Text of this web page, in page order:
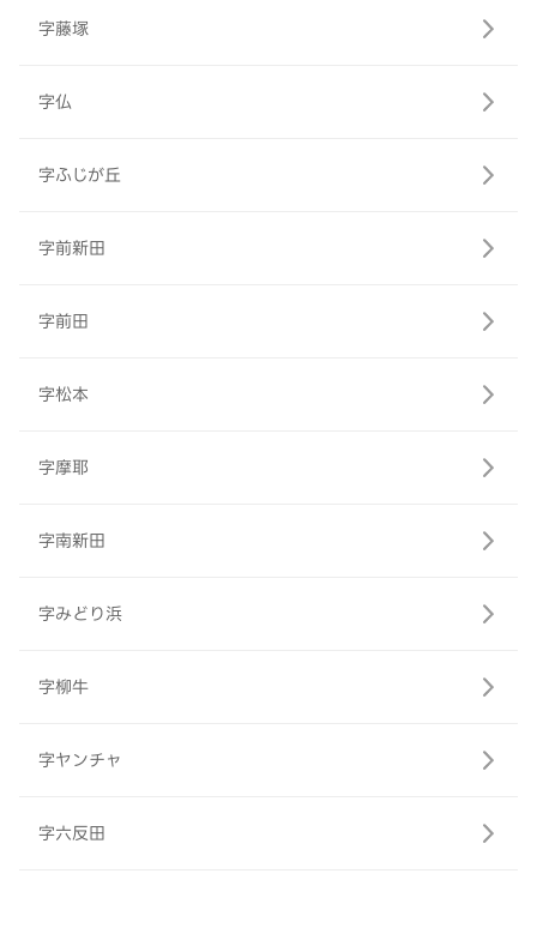
字藤塚
字仏
字ふじが丘
字前新田
字前田
字松本
字摩耶
字南新田
字みどり浜
字柳牛
字ヤンチャ
字六反田